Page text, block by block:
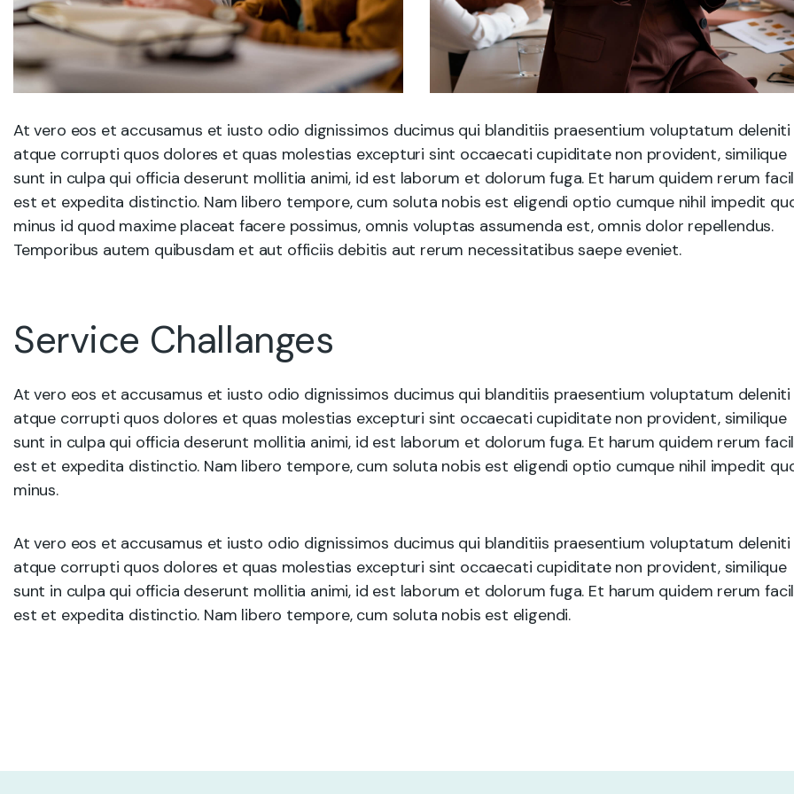
At vero eos et accusamus et iusto odio dignissimos ducimus qui blanditiis praesentium voluptatum deleniti
atque corrupti quos dolores et quas molestias excepturi sint occaecati cupiditate non provident, similique
sunt in culpa qui officia deserunt mollitia animi, id est laborum et dolorum fuga. Et harum quidem rerum
est et expedita distinctio. Nam libero tempore, cum soluta nobis est eligendi optio cumque nihil impedit
minus id quod maxime placeat facere possimus, omnis voluptas assumenda est, omnis dolor repellendus.
Temporibus autem quibusdam et aut officiis debitis aut rerum necessitatibus saepe eveniet.
Service Challanges
At vero eos et accusamus et iusto odio dignissimos ducimus qui blanditiis praesentium voluptatum deleniti
atque corrupti quos dolores et quas molestias excepturi sint occaecati cupiditate non provident, similique
sunt in culpa qui officia deserunt mollitia animi, id est laborum et dolorum fuga. Et harum quidem rerum
est et expedita distinctio. Nam libero tempore, cum soluta nobis est eligendi optio cumque nihil impedit
minus.
At vero eos et accusamus et iusto odio dignissimos ducimus qui blanditiis praesentium voluptatum deleniti
atque corrupti quos dolores et quas molestias excepturi sint occaecati cupiditate non provident, similique
sunt in culpa qui officia deserunt mollitia animi, id est laborum et dolorum fuga. Et harum quidem rerum
est et expedita distinctio. Nam libero tempore, cum soluta nobis est eligendi.